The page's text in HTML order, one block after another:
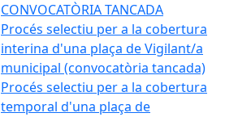
CONVOCATÒRIA TANCADA
Procés selectiu per a la cobertura
interina d'una plaça de Vigilant/a
municipal (convocatòria tancada)
Procés selectiu per a la cobertura
temporal d'una plaça de